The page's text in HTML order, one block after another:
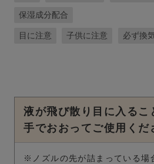
保湿成分配合
目に注意 子供に注意 必ず換
液が飛び散り目に入るこ
手でおおってご使用くだ
※ノズルの先が詰まっている場